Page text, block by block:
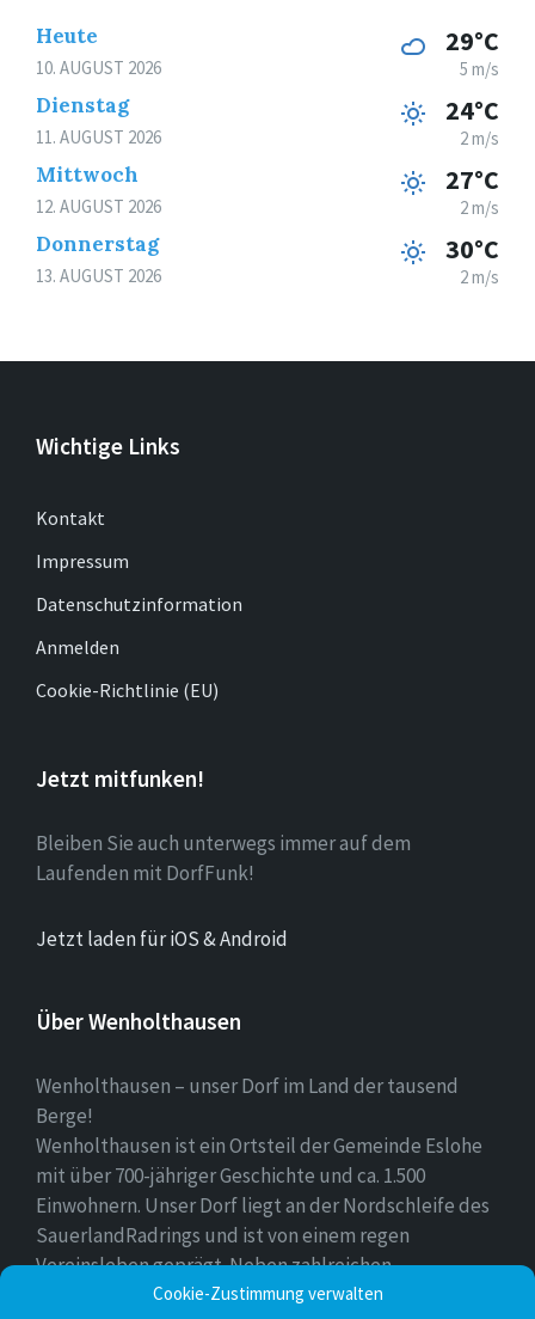
Cookie-Zustimmung verwalten
Heute
10. AUGUST 2026
29°C
5 m/s
Dienstag
11. AUGUST 2026
24°C
2 m/s
Mittwoch
12. AUGUST 2026
27°C
2 m/s
Donnerstag
13. AUGUST 2026
30°C
2 m/s
Wichtige Links
Kontakt
Impressum
Datenschutzinformation
Anmelden
Cookie-Richtlinie (EU)
Jetzt mitfunken!
Bleiben Sie auch unterwegs immer auf dem
Laufenden mit DorfFunk!
Jetzt laden für iOS & Android
Über Wenholthausen
Wenholthausen – unser Dorf im Land der tausend
Berge!
Wenholthausen ist ein Ortsteil der Gemeinde Eslohe
mit über 700-jähriger Geschichte und ca. 1.500
Einwohnern. Unser Dorf liegt an der Nordschleife des
SauerlandRadrings und ist von einem regen
Vereinsleben geprägt. Neben zahlreichen
Freizeitmöglichkeiten ist unser Ort für sein